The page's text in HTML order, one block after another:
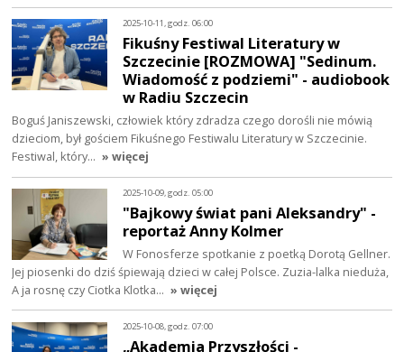
2025-10-11, godz. 06:00
Fikuśny Festiwal Literatury w
Szczecinie [ROZMOWA] "Sedinum.
Wiadomość z podziemi" - audiobook
w Radiu Szczecin
Boguś Janiszewski, człowiek który zdradza czego dorośli nie mówią
dzieciom, był gościem Fikuśnego Festiwalu Literatury w Szczecinie.
Festiwal, który… » więcej
2025-10-09, godz. 05:00
"Bajkowy świat pani Aleksandry" -
reportaż Anny Kolmer
W Fonosferze spotkanie z poetką Dorotą Gellner.
Jej piosenki do dziś śpiewają dzieci w całej Polsce. Zuzia-lalka nieduża,
A ja rosnę czy Ciotka Klotka… » więcej
2025-10-08, godz. 07:00
„Akademia Przyszłości -